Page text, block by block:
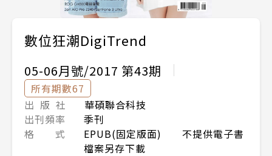
數位狂潮DigiTrend
05-06月號/2017 第43期
所有期數67
出 版 社
華碩聯合科技
出刊頻率
季刊
格 式
EPUB(固定版面) 不提供電子書
檔案另存下載